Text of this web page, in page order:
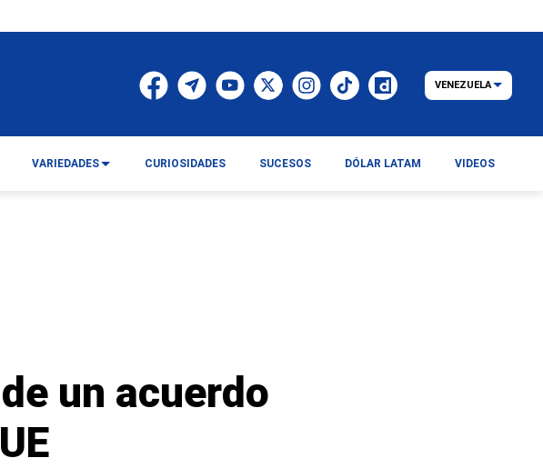
un acuerdo
VENEZUELA
VARIEDADES CURIOSIDADES SUCESOS DÓLAR LATAM VIDEOS